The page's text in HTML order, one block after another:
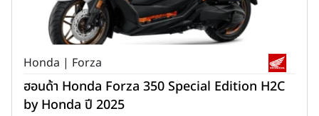
Honda | Forza
ฮอนด้า Honda Forza 350 Special Edition H2C
by Honda ปี 2025